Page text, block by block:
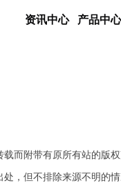
资讯中心 产品中
而附带有原所有站的版
，但不排除来源不明的